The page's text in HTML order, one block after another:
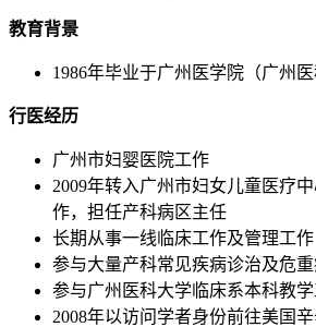
教育背景
1986年毕业于广州医学院（广州医
行医经历
广州市妇婴医院工作
2009年转入广州市妇女儿童医疗
作，担任产科病区主任
长期从事一线临床工作及管理工作
参与大量产科常见疾病诊治及危
参与广州医科大学临床系本科教
2008年以访问学者身份前往美国